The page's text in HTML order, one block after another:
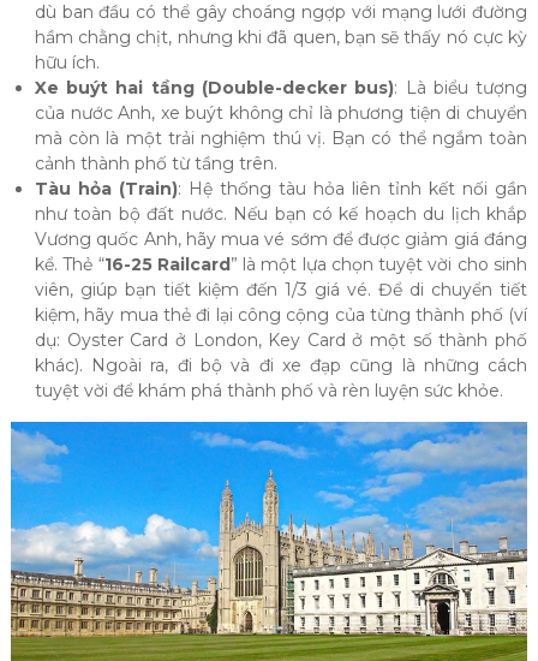
dù ban đầu có thể gây choáng ngợp với mạng lưới đường
hầm chằng chịt, nhưng khi đã quen, bạn sẽ thấy nó cực kỳ
hữu ích.
Xe buýt hai tầng (Double-decker bus): Là biểu tượng
của nước Anh, xe buýt không chỉ là phương tiện di chuyển
mà còn là một trải nghiệm thú vị. Bạn có thể ngắm toàn
cảnh thành phố từ tầng trên.
Tàu hỏa (Train): Hệ thống tàu hỏa liên tỉnh kết nối gần
như toàn bộ đất nước. Nếu bạn có kế hoạch du lịch khắp
Vương quốc Anh, hãy mua vé sớm để được giảm giá đáng
kể. Thẻ “16-25 Railcard” là một lựa chọn tuyệt vời cho sinh
viên, giúp bạn tiết kiệm đến 1/3 giá vé. Để di chuyển tiết
kiệm, hãy mua thẻ đi lại công cộng của từng thành phố (ví
dụ: Oyster Card ở London, Key Card ở một số thành phố
khác). Ngoài ra, đi bộ và đi xe đạp cũng là những cách
tuyệt vời để khám phá thành phố và rèn luyện sức khỏe.